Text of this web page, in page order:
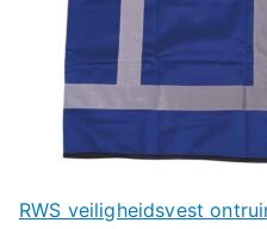
RWS veiligheidsvest